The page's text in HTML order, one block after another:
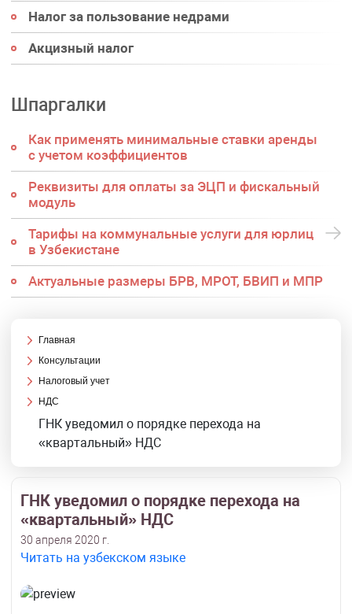
Налог за пользование недрами
Акцизный налог
Шпаргалки
Как применять минимальные ставки аренды
с учетом коэффициентов
Реквизиты для оплаты за ЭЦП и фискальный
модуль
Тарифы на коммунальные услуги для юрлиц
в Узбекистане
Актуальные размеры БРВ, МРОТ, БВИП и МПР
Главная
Консультации
Налоговый учет
НДС
ГНК уведомил о порядке перехода на
«квартальный» НДС
ГНК уведомил о порядке перехода на
«квартальный» НДС
30 апреля 2020 г.
Читать на узбекском языке